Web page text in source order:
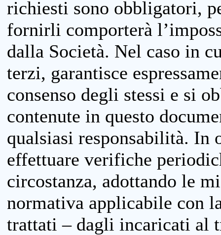
richiesti sono obbligatori,
fornirli comporterà
dalla Società. Nel caso in
terzi, garantisce
consenso degli stessi e si
contenute in questo
qualsiasi responsabilità. In
effettuare verifiche
circostanza, adottando le
normativa applicabile con
trattati – dagli incaricati al